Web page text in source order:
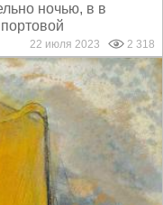
ночью, в в
22 июля 2023 2 318